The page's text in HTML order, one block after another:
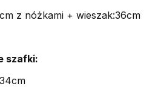
z nóżkami + wieszak:36cm
szafki: